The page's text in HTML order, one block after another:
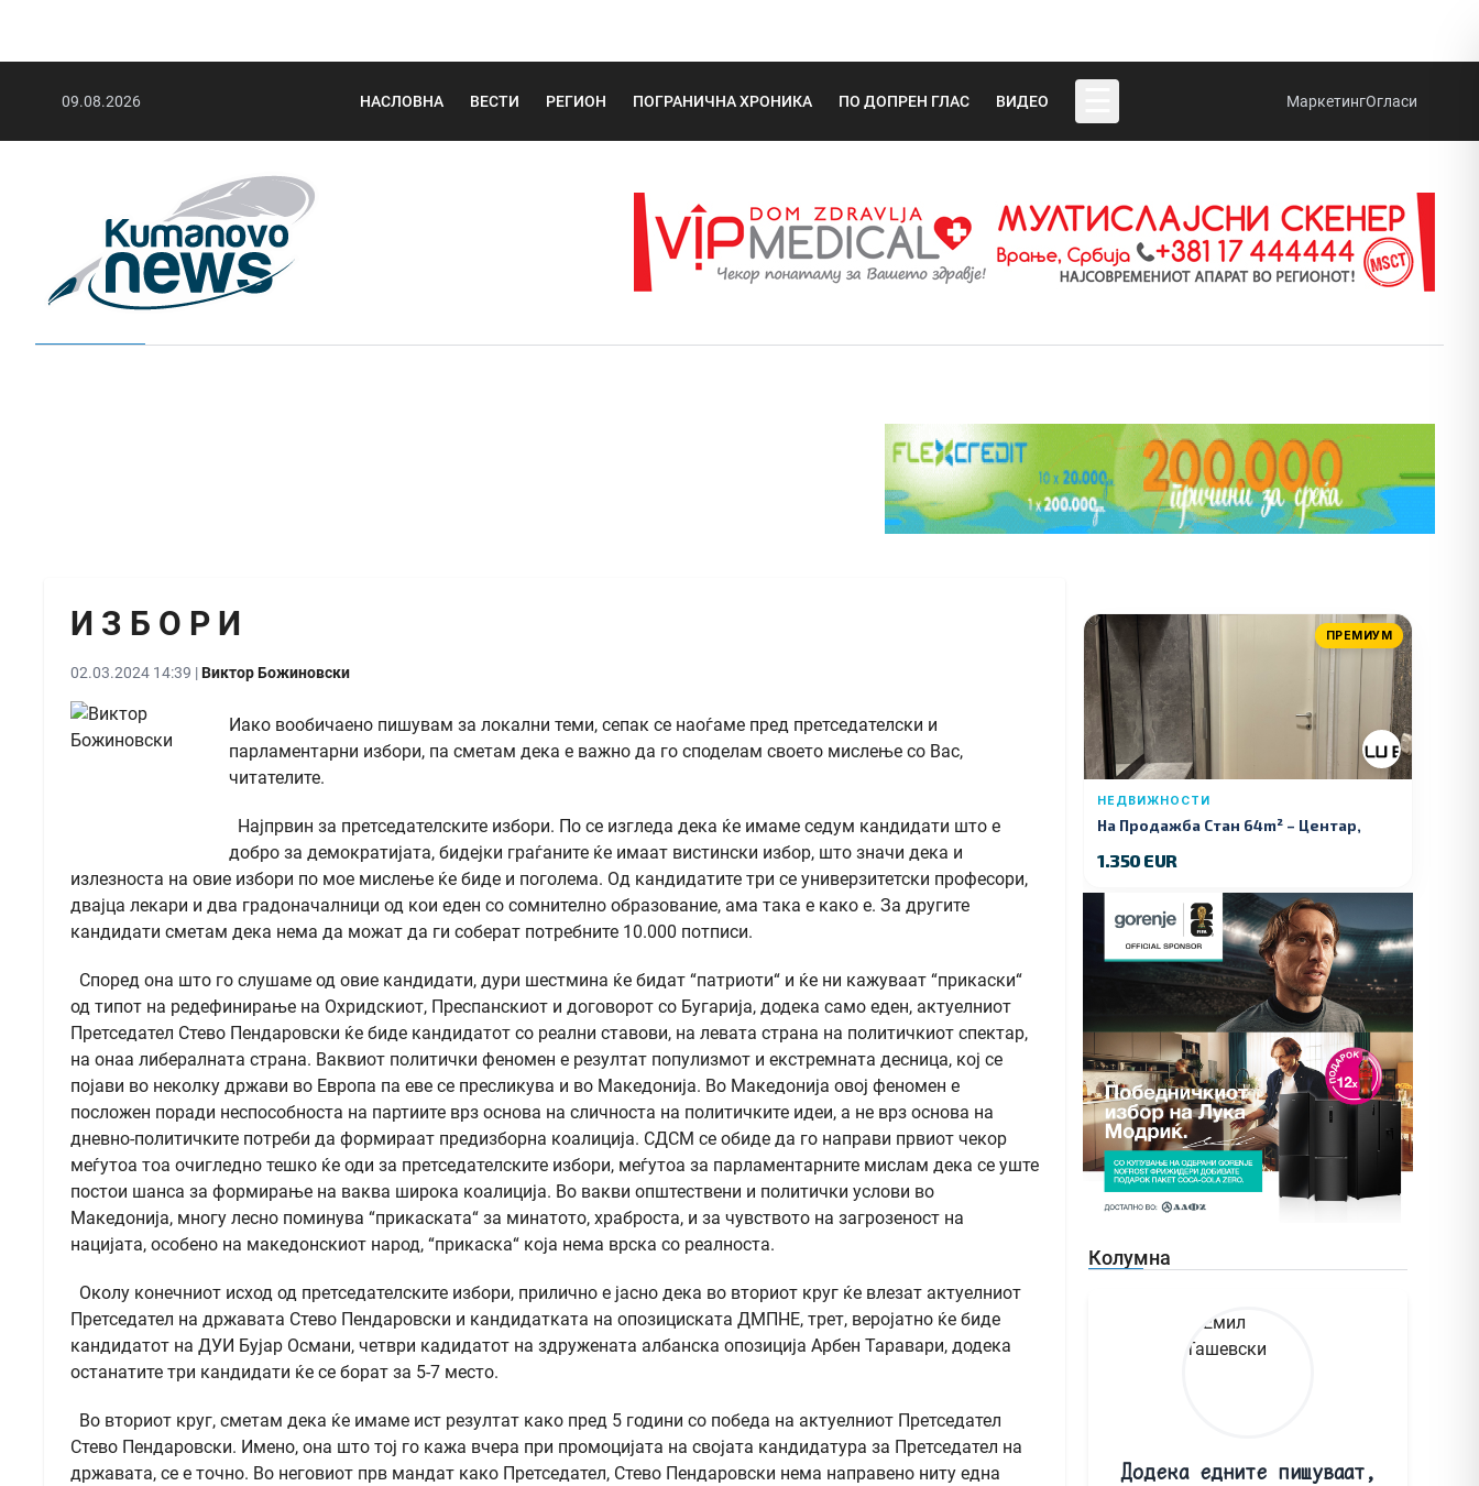
09.08.2026 НАСЛОВНА ВЕСТИ РЕГИОН ПОГРАНИЧНА ХРОНИКА ПО ДОПРЕН ГЛАС ВИДЕО МаркетингОгласи
И З Б О Р И
02.03.2024 14:39 |Виктор Божиновски
Иако вообичаено пишувам за локални теми, сепак се наоѓаме пред претседателски и
парламентарни избори, па сметам дека е важно да го споделам своето мислење со Вас,
читателите.
Најпрвин за претседателските избори. По се изгледа дека ќе имаме седум кандидати што е
добро за демократијата, бидејки граѓаните ќе имаат вистински избор, што значи дека и
излезноста на овие избори по мое мислење ќе биде и поголема. Од кандидатите три се универзитетски професори,
двајца лекари и два градоначалници од кои еден со сомнително образование, ама така е како е. За другите
кандидати сметам дека нема да можат да ги соберат потребните 10.000 потписи.
Според она што го слушаме од овие кандидати, дури шестмина ќе бидат “патриоти“ и ќе ни кажуваат “прикаски“
од типот на редефинирање на Охридскиот, Преспанскиот и договорот со Бугарија, додека само еден, актуелниот
Претседател Стево Пендаровски ќе биде кандидатот со реални ставови, на левата страна на политичкиот спектар,
на онаа либералната страна. Ваквиот политички феномен е резултат популизмот и екстремната десница, кој се
појави во неколку држави во Европа па еве се пресликува и во Македонија. Во Македонија овој феномен е
посложен поради неспособноста на партиите врз основа на сличноста на политичките идеи, а не врз основа на
дневно-политичките потреби да формираат предизборна коалиција. СДСМ се обиде да го направи првиот чекор
меѓутоа тоа очигледно тешко ќе оди за претседателските избори, меѓутоа за парламентарните мислам дека се уште
постои шанса за формирање на ваква широка коалиција. Во вакви општествени и политички услови во
Македонија, многу лесно поминува “прикаската“ за минатото, храброста, и за чувството на загрозеност на
нацијата, особено на македонскиот народ, “прикаска“ која нема врска со реалноста.
Околу конечниот исход од претседателските избори, прилично е јасно дека во вториот круг ќе влезат актуелниот
Претседател на државата Стево Пендаровски и кандидатката на опозициската ДМПНЕ, трет, веројатно ќе биде
кандидатот на ДУИ Бујар Османи, четври кадидатот на здружената албанска опозиција Арбен Таравари, додека
останатите три кандидати ќе се борат за 5-7 место.
Во вториот круг, сметам дека ќе имаме ист резултат како пред 5 години со победа на актуелниот Претседател
Стево Пендаровски. Имено, она што тој го кажа вчера при промоцијата на својата кандидатура за Претседател на
државата, се е точно. Во неговиот прв мандат како Претседател, Стево Пендаровски нема направено ниту една
ПРЕМИУМ
НЕДВИЖНОСТИ
На Продажба Стан 64m² – Центар,
1.350 EUR
Колумна
Додека едните пишуваат,